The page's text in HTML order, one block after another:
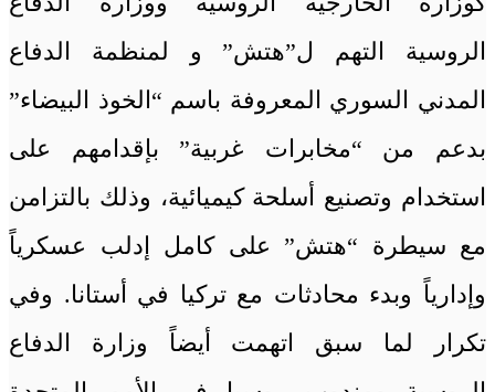
الروسية التهم ل”هتش” و لمنظمة الدفاع
المدني السوري المعروفة باسم “الخوذ البيضاء”
بدعم من “مخابرات غربية” بإقدامهم على
استخدام وتصنيع أسلحة كيميائية، وذلك بالتزامن
مع سيطرة “هتش” على كامل إدلب عسكرياً
وإدارياً وبدء محادثات مع تركيا في أستانا. وفي
تكرار لما سبق اتهمت أيضاً وزارة الدفاع